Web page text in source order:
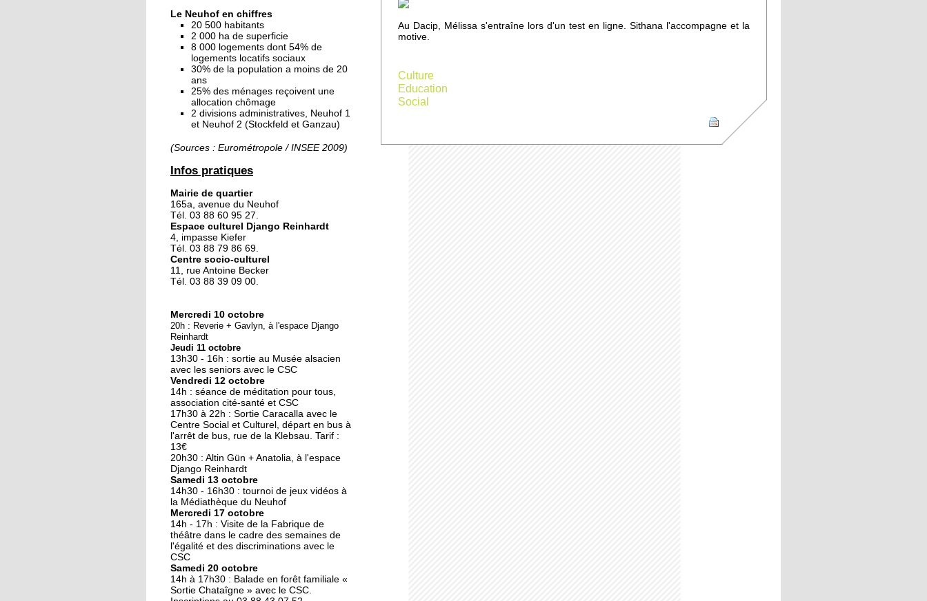
consommation se fait à
ciel ouvert »
16 octobre 2018
Un vécu de poids
15 octobre 2018
Difracto : devenir un pro
avec Django
Le vrac s'invite au Neuhof
11 octobre 2018
Les petites filles
chaussent leurs
10 octobre 2018
Nouveau look pour une
nouvelle mairie
19 octobre 2017
Face au challenge du
numérique
19 octobre 2017
La précarité tue
18 octobre 2017
Quatre décennies au
chevet du Neuhof
18 octobre 2017
Le Neuhof en chiffres
20 500 habitants
2 000 ha de superficie
8 000 logements dont 54% de
logements locatifs sociaux
30% de la population a moins de 20
ans
25% des ménages reçoivent une
allocation chômage
2 divisions administratives, Neuhof 1
et Neuhof 2 (Stockfeld et Ganzau)
(Sources : Eurométropole / INSEE 2009)
Infos pratiques
Mairie de quartier
165a, avenue du Neuhof
Tél. 03 88 60 95 27.
Espace culturel Django Reinhardt
4, impasse Kiefer
Tél. 03 88 79 86 69.
Centre socio-culturel
11, rue Antoine Becker
Tél. 03 88 39 09 00.
Mercredi 10 octobre
20h : Reverie + Gavlyn, à l'espace Django
Reinhardt
Jeudi 11 octobre
13h30 - 16h : sortie au Musée alsacien
avec les seniors avec le CSC
Vendredi 12 octobre
14h : séance de méditation pour tous,
association cité-santé et CSC
17h30 à 22h : Sortie Caracalla avec le
Centre Social et Culturel, départ en bus à
l'arrêt de bus, rue de la Klebsau. Tarif :
13€
20h30 : Altin Gün + Anatolia, à l'espace
Django Reinhardt
Samedi 13 octobre
14h30 - 16h30 : tournoi de jeux vidéos à
la Médiathèque du Neuhof
Mercredi 17 octobre
14h - 17h : Visite de la Fabrique de
théâtre dans le cadre des semaines de
l'égalité et des discriminations avec le
CSC
Samedi 20 octobre
14h à 17h30 : Balade en forêt familiale «
Sortie Chataîgne » avec le CSC.
Au Dacip, Mélissa s'entraîne lors d'un test en ligne. Sithana l'accompagne et la
motive.
Culture
Education
Social